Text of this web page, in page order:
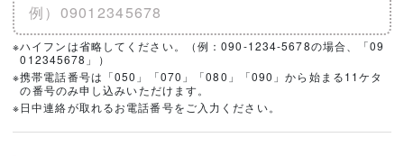
※ハイフンは省略してください。（例：090-1234-5678の場合、「09
012345678」）
※携帯電話番号は「050」「070」「080」「090」から始まる11ケタ
の番号のみ申し込みいただけます。
※日中連絡が取れるお電話番号をご入力ください。